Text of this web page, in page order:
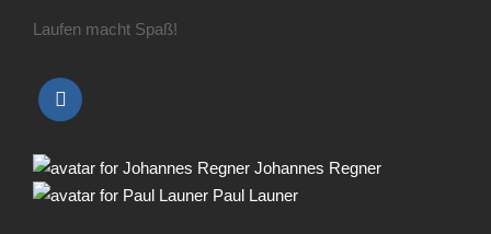
Laufen macht Spaß!
Johannes Regner
Paul Launer